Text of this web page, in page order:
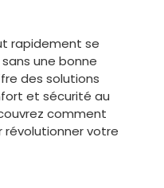
rapidement se
une bonne
des solutions
et sécurité au
comment
votre